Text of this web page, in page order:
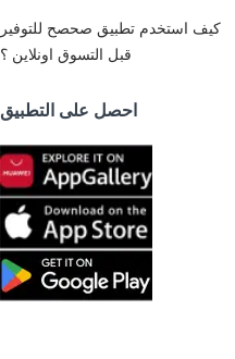
كيف استخدم تطبيق صحصح للتوفير
قبل التسوق اونلاين ؟
احصل على التطبيق